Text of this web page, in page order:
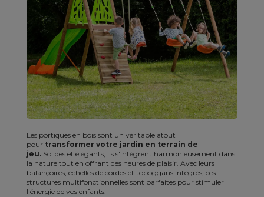
Les portiques en bois sont un véritable atout
pour transformer votre jardin en terrain de
jeu. Solides et élégants, ils s'intègrent harmonieusement dans
la nature tout en offrant des heures de plaisir. Avec leurs
balançoires, échelles de cordes et toboggans intégrés, ces
structures multifonctionnelles sont parfaites pour stimuler
l'énergie de vos enfants.